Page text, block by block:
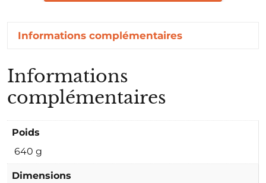
Informations complémentaires
Informations
complémentaires
Poids
640 g
Dimensions